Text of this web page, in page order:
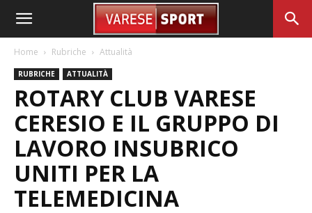
Home Rubriche Attualità
RUBRICHE ATTUALITÀ
ROTARY CLUB VARESE
CERESIO E IL GRUPPO DI
LAVORO INSUBRICO
UNITI PER LA
TELEMEDICINA